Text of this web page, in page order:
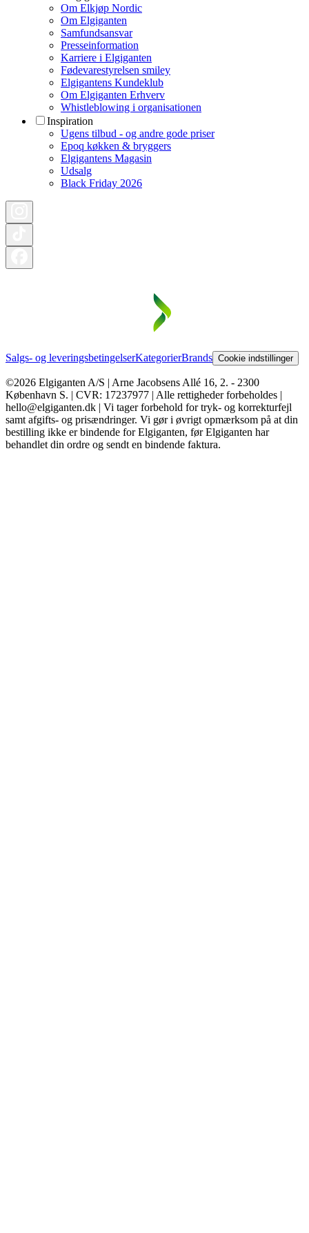
Om Elkjøp Nordic
Om Elgiganten
Samfundsansvar
Presseinformation
Karriere i Elgiganten
Fødevarestyrelsen smiley
Elgigantens Kundeklub
Om Elgiganten Erhverv
Whistleblowing i organisationen
Inspiration
Ugens tilbud - og andre gode priser
Epoq køkken & bryggers
Elgigantens Magasin
Udsalg
Black Friday 2026
Salgs- og leveringsbetingelserKategorierBrands Cookie indstillinger
©2026 Elgiganten A/S | Arne Jacobsens Allé 16, 2. - 2300
København S. | CVR: 17237977 | Alle rettigheder forbeholdes |
hello@elgiganten.dk | Vi tager forbehold for tryk- og korrekturfejl
samt afgifts- og prisændringer. Vi gør i øvrigt opmærksom på at din
bestilling ikke er bindende for Elgiganten, før Elgiganten har
behandlet din ordre og sendt en bindende faktura.